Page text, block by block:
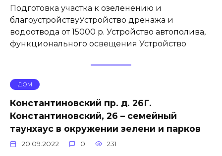
Подготовка участка к озеленению и
благоустройствуУстройство дренажа и
водоотвода от 15000 р. Устройство автополива,
функционального освещения Устройство
ДОМ
Константиновский пр. д. 26Г.
Константиновский, 26 – семейный
таунхаус в окружении зелени и парков
20.09.2022 0 231